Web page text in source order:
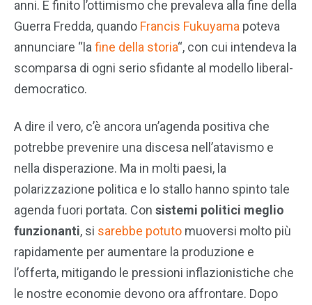
anni. È finito l’ottimismo che prevaleva alla fine della
Guerra Fredda, quando Francis Fukuyama poteva
annunciare “la fine della storia“, con cui intendeva la
scomparsa di ogni serio sfidante al modello liberal-
democratico.
A dire il vero, c’è ancora un’agenda positiva che
potrebbe prevenire una discesa nell’atavismo e
nella disperazione. Ma in molti paesi, la
polarizzazione politica e lo stallo hanno spinto tale
agenda fuori portata. Con sistemi politici meglio
funzionanti, si sarebbe potuto muoversi molto più
rapidamente per aumentare la produzione e
l’offerta, mitigando le pressioni inflazionistiche che
le nostre economie devono ora affrontare. Dopo